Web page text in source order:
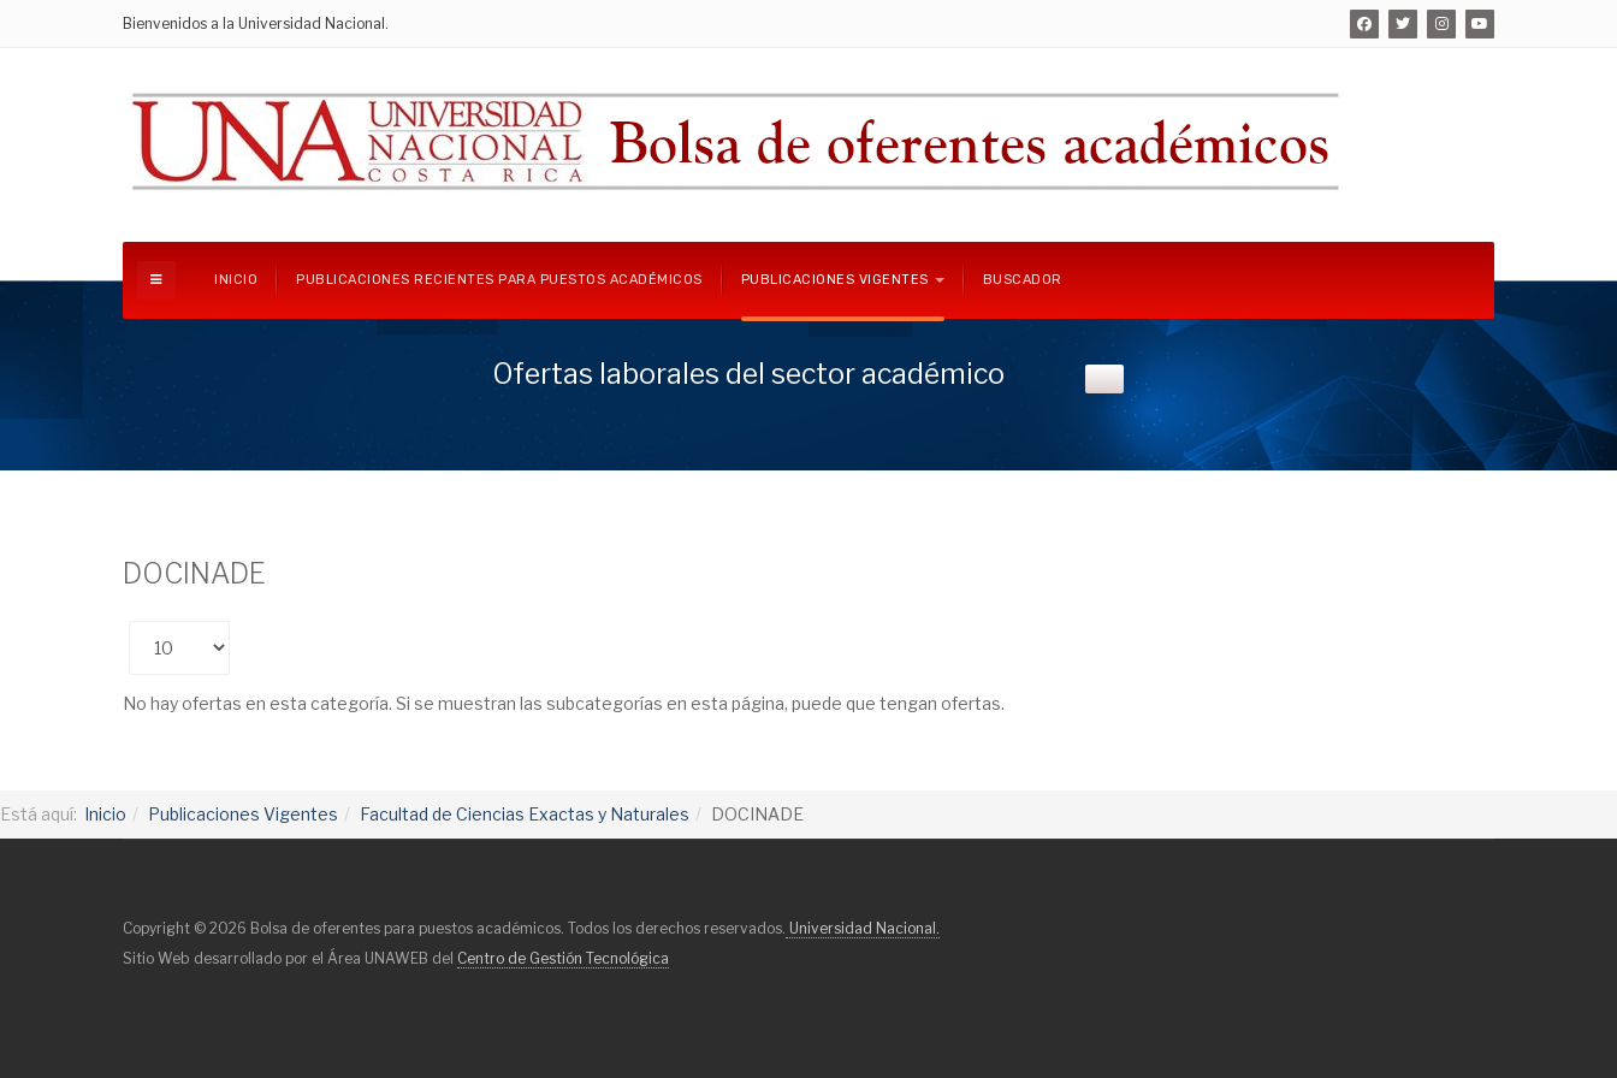
Bienvenidos a la Universidad Nacional.
INICIO PUBLICACIONES RECIENTES PARA PUESTOS ACADÉMICOS PUBLICACIONES VIGENTES BUSCADOR
Ofertas laborales del sector académico
DOCINADE
No hay ofertas en esta categoría. Si se muestran las subcategorías en esta página, puede que tengan ofertas.
Está aquí: Inicio Publicaciones Vigentes Facultad de Ciencias Exactas y Naturales DOCINADE
Copyright © 2026 Bolsa de oferentes para puestos académicos. Todos los derechos reservados. Universidad Nacional.
Sitio Web desarrollado por el Área UNAWEB del Centro de Gestión Tecnológica